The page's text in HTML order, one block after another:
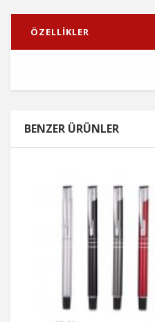
ÖZELLİKLER
BENZER ÜRÜNLER